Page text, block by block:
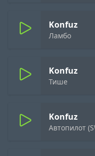
Konfuz
Ламбо
Konfuz
Тише
Konfuz
Автопилот